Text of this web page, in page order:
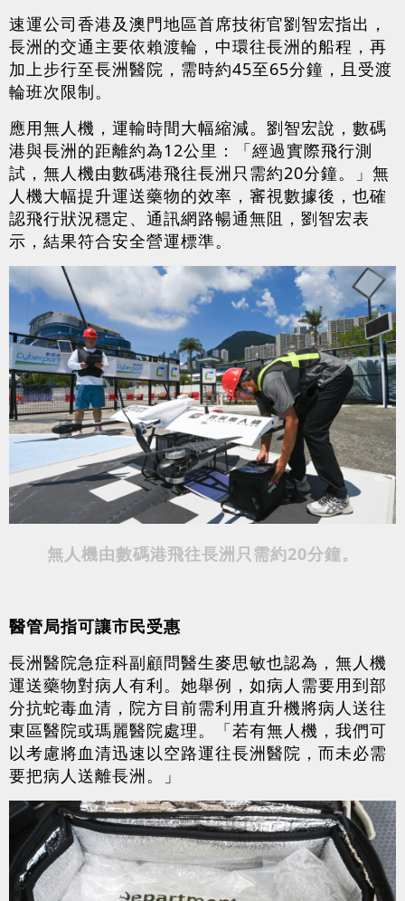
速運公司香港及澳門地區首席技術官劉智宏指出，
長洲的交通主要依賴渡輪，中環往長洲的船程，再
加上步行至長洲醫院，需時約45至65分鐘，且受渡
輪班次限制。
應用無人機，運輸時間大幅縮減。劉智宏說，數碼
港與長洲的距離約為12公里：「經過實際飛行測
試，無人機由數碼港飛往長洲只需約20分鐘。」無
人機大幅提升運送藥物的效率，審視數據後，也確
認飛行狀況穩定、通訊網路暢通無阻，劉智宏表
示，結果符合安全營運標準。
無人機由數碼港飛往長洲只需約20分鐘。
醫管局指可讓市民受惠
長洲醫院急症科副顧問醫生麥思敏也認為，無人機
運送藥物對病人有利。她舉例，如病人需要用到部
分抗蛇毒血清，院方目前需利用直升機將病人送往
東區醫院或瑪麗醫院處理。「若有無人機，我們可
以考慮將血清迅速以空路運往長洲醫院，而未必需
要把病人送離長洲。」